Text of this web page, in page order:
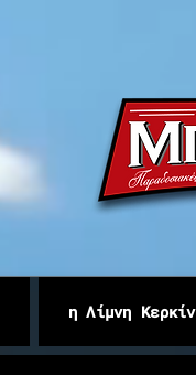
η Λίμνη